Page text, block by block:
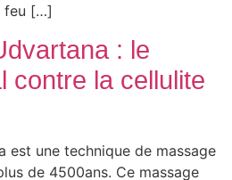
feu […]
: le
contre la cellulite
est une technique de massage
de 4500ans. Ce massage